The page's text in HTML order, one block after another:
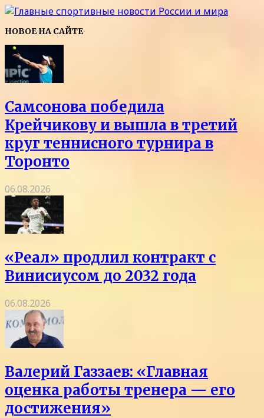
НОВОЕ НА САЙТЕ
Самсонова победила
Крейчикову и вышла в третий
круг теннисного турнира в
Торонто
06.08.2026
«Реал» продлил контракт с
Винисиусом до 2032 года
06.08.2026
Валерий Газзаев: «Главная
оценка работы тренера — его
достижения»